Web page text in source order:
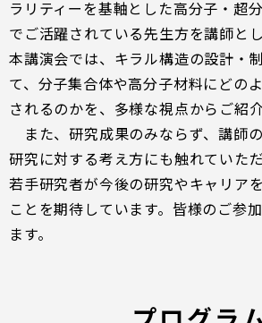
ラリティーを基軸とした高分子・超
でご活躍されている先生方を講師と
本講演会では、キラル構造の設計・
て、分子集合体や高分子材料にどの
されるのかを、多様な視点からご紹
また、研究成果のみならず、講師
研究に対する考え方にも触れていた
若手研究者が今後の研究やキャリア
ことを期待しています。皆様のご参
ます。